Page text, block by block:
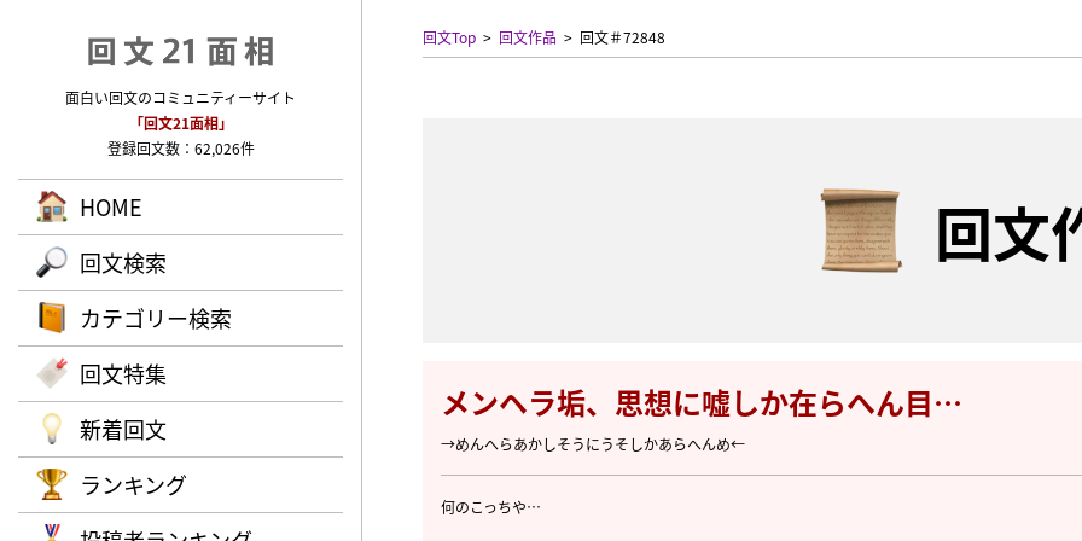
面白い回文のコミュニティーサイト
「回文21面相」
登録回文数：62,026件
HOME
回文検索
カテゴリー検索
回文特集
新着回文
ランキング
回文Top 回文作品 回文＃72848
回文
メンヘラ垢、思想に嘘しか在らへん目…
→めんへらあかしそうにうそしかあらへんめ←
何のこっちや…